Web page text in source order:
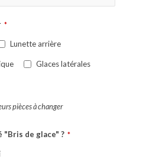
*
Lunette arrière
Glaces latérales
pièces à changer
"Bris de glace" ? *